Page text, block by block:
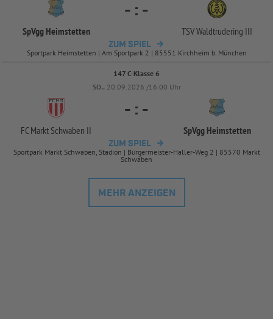
SpVgg Heimstetten
- : -
TSV Waldtrudering III
ZUM SPIEL
Sportpark Heimstetten | Am Sportpark 2 | 85551 Kirchheim b. München
147 C-Klasse 6
SO.. 20.09.2026 /16:00 Uhr
FC Markt Schwaben II
- : -
SpVgg Heimstetten
ZUM SPIEL
Sportpark Markt Schwaben, Stadion | Bürgermeister-Haller-Weg 2 | 85570 Markt
Schwaben
MEHR ANZEIGEN